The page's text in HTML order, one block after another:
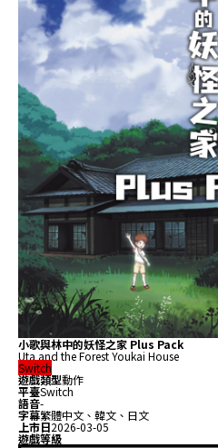
小歌與林中的妖怪之家 Plus Pack
Uta and the Forest Youkai House
Switch
遊戲類型動作
平臺Switch
語音-
字幕繁體中文、韓文、日文
上市日2026-03-05
遊戲等級